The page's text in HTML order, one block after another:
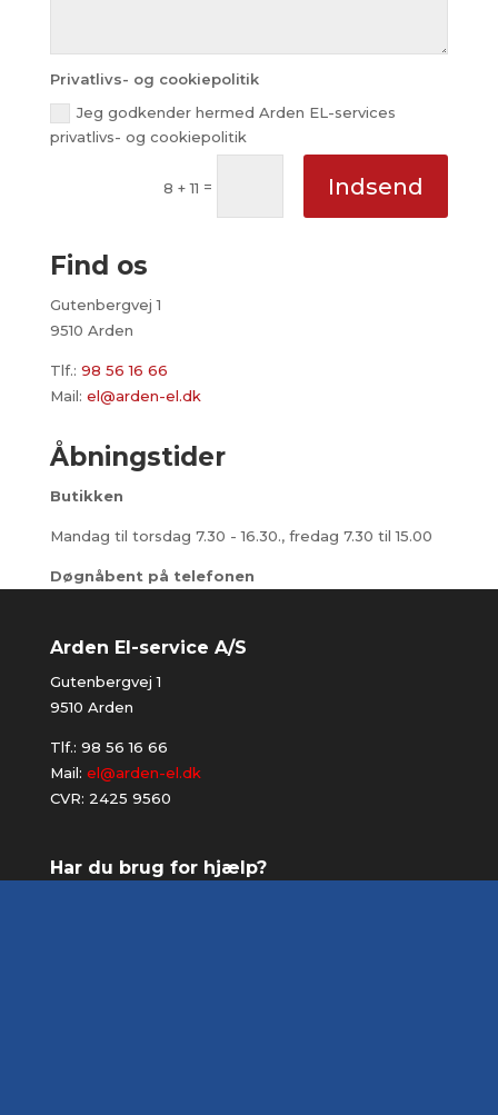
Privatlivs- og cookiepolitik
Jeg godkender hermed Arden EL-services
privatlivs- og cookiepolitik
8 + 11 = Indsend
Find os
Gutenbergvej 1
9510 Arden
Tlf.: 98 56 16 66
Mail: el@arden-el.dk
Åbningstider
Butikken
Mandag til torsdag 7.30 - 16.30., fredag 7.30 til 15.00
Døgnåbent på telefonen
Arden El-service A/S
Gutenbergvej 1
9510 Arden
Tlf.: 98 56 16 66
Mail: el@arden-el.dk
CVR: 2425 9560
Har du brug for hjælp?